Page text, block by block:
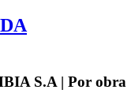
S.A | Por obra